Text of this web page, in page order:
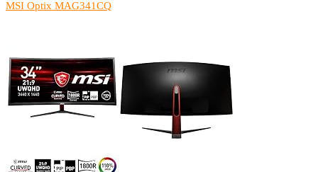
MSI Optix MAG341CQ